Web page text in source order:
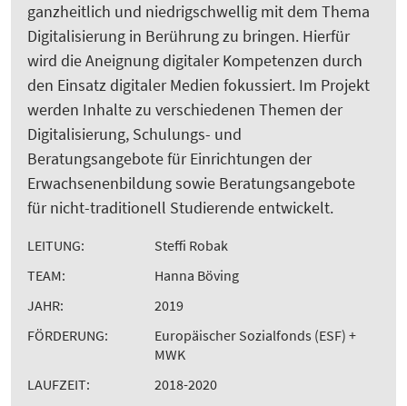
ganzheitlich und niedrigschwellig mit dem Thema
Digitalisierung in Berührung zu bringen. Hierfür
wird die Aneignung digitaler Kompetenzen durch
den Einsatz digitaler Medien fokussiert. Im Projekt
werden Inhalte zu verschiedenen Themen der
Digitalisierung, Schulungs- und
Beratungsangebote für Einrichtungen der
Erwachsenenbildung sowie Beratungsangebote
für nicht-traditionell Studierende entwickelt.
LEITUNG:
Steffi Robak
TEAM:
Hanna Böving
JAHR:
2019
FÖRDERUNG:
Europäischer Sozialfonds (ESF) +
MWK
LAUFZEIT:
2018-2020